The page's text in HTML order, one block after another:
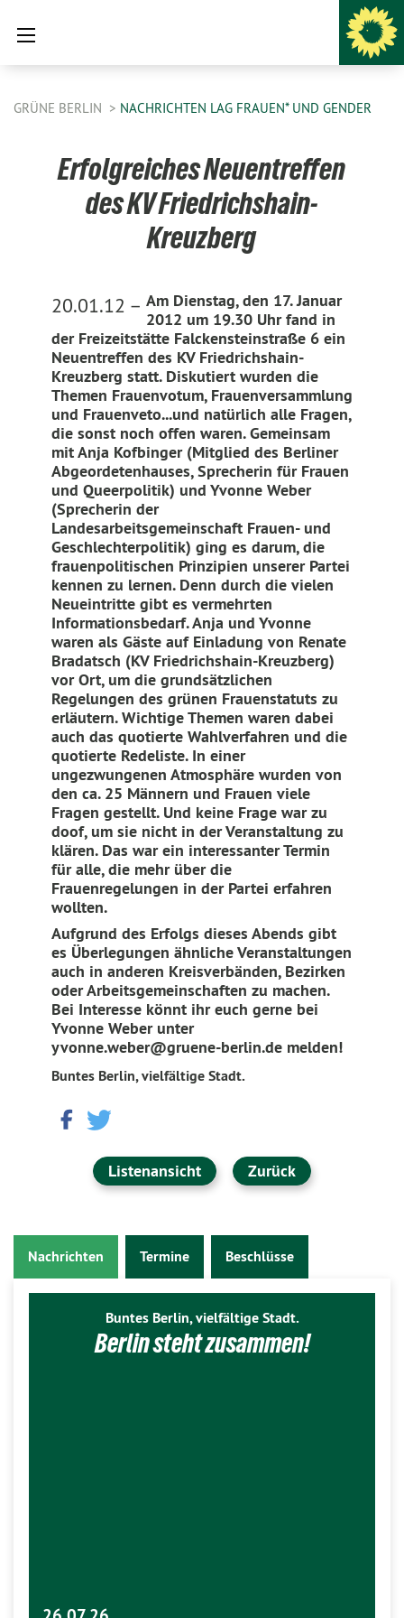
GRÜNE BERLIN NACHRICHTEN LAG FRAUEN* UND GENDER
Erfolgreiches Neuentreffen
des KV Friedrichshain-
Kreuzberg
20.01.12 – Am Dienstag, den 17. Januar
2012 um 19.30 Uhr fand in
der Freizeitstätte Falckensteinstraße 6 ein
Neuentreffen des KV Friedrichshain-
Kreuzberg statt. Diskutiert wurden die
Themen Frauenvotum, Frauenversammlung
und Frauenveto...und natürlich alle Fragen,
die sonst noch offen waren. Gemeinsam
mit Anja Kofbinger (Mitglied des Berliner
Abgeordetenhauses, Sprecherin für Frauen
und Queerpolitik) und Yvonne Weber
(Sprecherin der
Landesarbeitsgemeinschaft Frauen- und
Geschlechterpolitik) ging es darum, die
frauenpolitischen Prinzipien unserer Partei
kennen zu lernen. Denn durch die vielen
Neueintritte gibt es vermehrten
Informationsbedarf. Anja und Yvonne
waren als Gäste auf Einladung von Renate
Bradatsch (KV Friedrichshain-Kreuzberg)
vor Ort, um die grundsätzlichen
Regelungen des grünen Frauenstatuts zu
erläutern. Wichtige Themen waren dabei
auch das quotierte Wahlverfahren und die
quotierte Redeliste. In einer
ungezwungenen Atmosphäre wurden von
den ca. 25 Männern und Frauen viele
Fragen gestellt. Und keine Frage war zu
doof, um sie nicht in der Veranstaltung zu
klären. Das war ein interessanter Termin
für alle, die mehr über die
Frauenregelungen in der Partei erfahren
wollten.
Aufgrund des Erfolgs dieses Abends gibt
es Überlegungen ähnliche Veranstaltungen
auch in anderen Kreisverbänden, Bezirken
oder Arbeitsgemeinschaften zu machen.
Bei Interesse könnt ihr euch gerne bei
Yvonne Weber unter
yvonne.weber@gruene-berlin.de melden!
Buntes Berlin, vielfältige Stadt.
Listenansicht Zurück
Nachrichten Termine Beschlüsse
Buntes Berlin, vielfältige Stadt.
Berlin steht zusammen!